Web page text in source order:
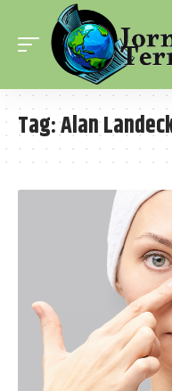
Tag:Alan